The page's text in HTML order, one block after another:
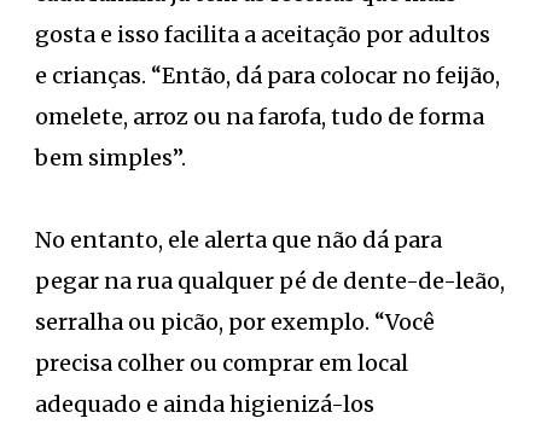
gosta e isso facilita a aceitação por adultos
e crianças. “Então, dá para colocar no feijão,
omelete, arroz ou na farofa, tudo de forma
bem simples”.
No entanto, ele alerta que não dá para
pegar na rua qualquer pé de dente-de-leão,
serralha ou picão, por exemplo. “Você
precisa colher ou comprar em local
adequado e ainda higienizá-los